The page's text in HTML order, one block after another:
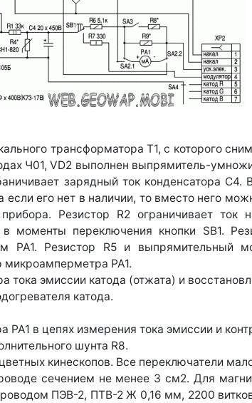
трансформатора Т1, с которого
Ч01, VD2 выполнен выпрямитель-
зарядный ток конденсатора С4.
его нет в наличии, то вместо него
Резистор R2 ограничивает ток
в моменты переключения кнопки SВ1.
РА1. Резистор R5 и выпрямительный
микроамперметра РА1.
эмиссии катода (отжата) и
катода.
в цепях измерения тока эмиссии и
шунта R8.
кинескопов. Все переключатели
сечением не менее 3 см2. Для
ПЭВ-2, ПТВ-2 Ж 0,16 мм, 2200